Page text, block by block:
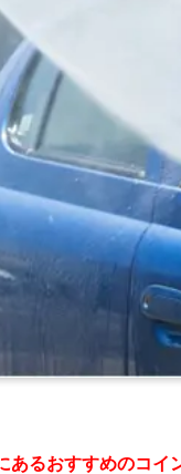
あるおすすめのコイ